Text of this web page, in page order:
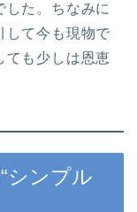
した。ちなみに
して今も現物で
ても少しは恩恵
シンプル